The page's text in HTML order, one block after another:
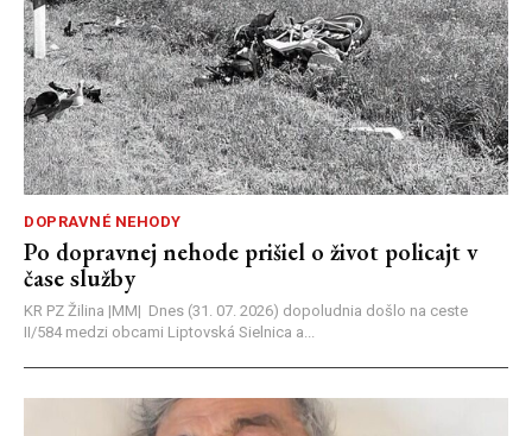
DOPRAVNÉ NEHODY
Po dopravnej nehode prišiel o život policajt v
čase služby
KR PZ Žilina |MM| Dnes (31. 07. 2026) dopoludnia došlo na ceste
II/584 medzi obcami Liptovská Sielnica a...